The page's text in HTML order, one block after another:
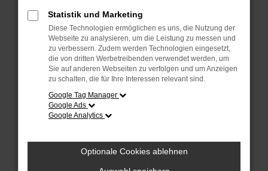
verhindern. Funktioniert die Seite in einem
anderen Browser oder in einem privaten
Fenster?
Starte dein Gerät neu.
Das kann manchmal helfen,
vorübergehende Probleme zu beheben.
Stelle sicher, dass dein Browser und dein
Betriebssystem auf dem neuesten Stand
Veraltete Software birgt nicht nur ein
Statistik und Marketing
Diese Technologien ermöglichen es uns, die Nutzung der
Webseite zu analysieren, um die Leistung zu messen und
zu verbessern. Zudem werden Technologien eingesetzt,
die von dritten Werbetreibenden verwendet werden, um
Sie auf anderen Webseiten zu verfolgen und um Anzeigen
zu schalten, die für Ihre Interessen relevant sind.
Google Tag Manager
Google Ads
Google Analytics
Optionale Cookies ablehnen